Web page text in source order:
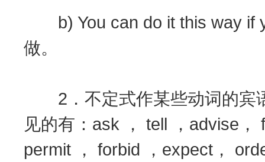
b) You can do it this way if
做。
2．不定式作某些动词的宾
见的有：ask ， tell ，advise
permit ， forbid ，expect，